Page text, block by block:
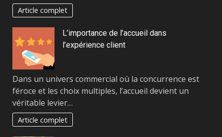
Article complet
L’importance de l’accueil dans
l’expérience client
Dans un univers commercial où la concurrence est
féroce et les choix multiples, l’accueil devient un
véritable levier…
Article complet